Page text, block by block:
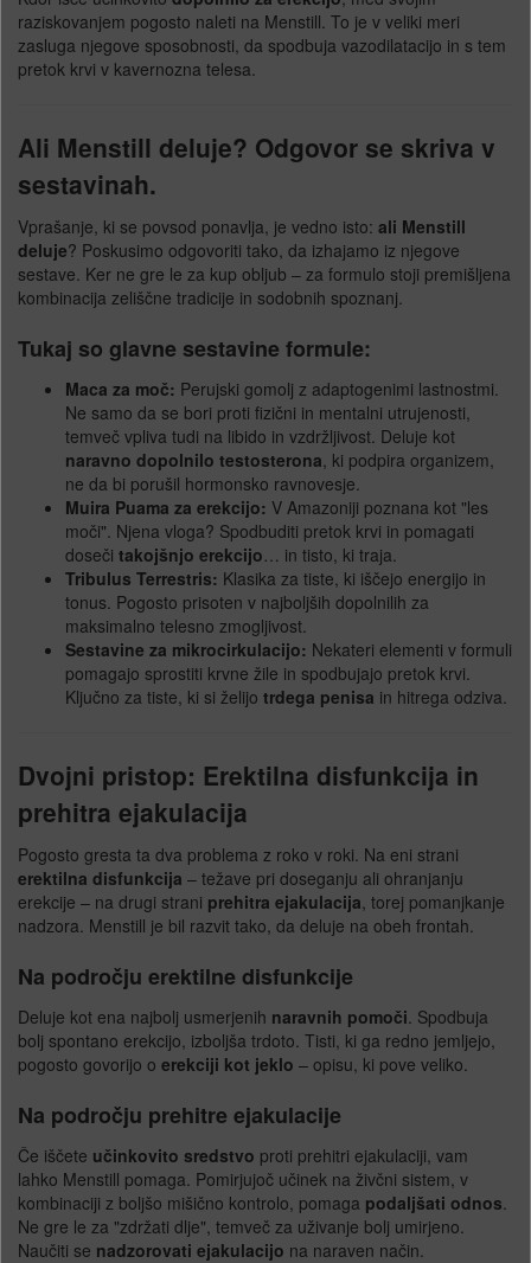
raziskovanjem pogosto naleti na Menstill. To je v veliki meri
zasluga njegove sposobnosti, da spodbuja vazodilatacijo in s tem
pretok krvi v kavernozna telesa.
Ali Menstill deluje? Odgovor se skriva v
sestavinah.
Vprašanje, ki se povsod ponavlja, je vedno isto: ali Menstill
deluje? Poskusimo odgovoriti tako, da izhajamo iz njegove
sestave. Ker ne gre le za kup obljub – za formulo stoji premišljena
kombinacija zeliščne tradicije in sodobnih spoznanj.
Tukaj so glavne sestavine formule:
Maca za moč: Perujski gomolj z adaptogenimi lastnostmi.
Ne samo da se bori proti fizični in mentalni utrujenosti,
temveč vpliva tudi na libido in vzdržljivost. Deluje kot
naravno dopolnilo testosterona, ki podpira organizem,
ne da bi porušil hormonsko ravnovesje.
Muira Puama za erekcijo: V Amazoniji poznana kot "les
moči". Njena vloga? Spodbuditi pretok krvi in pomagati
doseči takojšnjo erekcijo… in tisto, ki traja.
Tribulus Terrestris: Klasika za tiste, ki iščejo energijo in
tonus. Pogosto prisoten v najboljših dopolnilih za
maksimalno telesno zmogljivost.
Sestavine za mikrocirkulacijo: Nekateri elementi v formuli
pomagajo sprostiti krvne žile in spodbujajo pretok krvi.
Ključno za tiste, ki si želijo trdega penisa in hitrega odziva.
Dvojni pristop: Erektilna disfunkcija in
prehitra ejakulacija
Pogosto gresta ta dva problema z roko v roki. Na eni strani
erektilna disfunkcija – težave pri doseganju ali ohranjanju
erekcije – na drugi strani prehitra ejakulacija, torej pomanjkanje
nadzora. Menstill je bil razvit tako, da deluje na obeh frontah.
Na področju erektilne disfunkcije
Deluje kot ena najbolj usmerjenih naravnih pomoči. Spodbuja
bolj spontano erekcijo, izboljša trdoto. Tisti, ki ga redno jemljejo,
pogosto govorijo o erekciji kot jeklo – opisu, ki pove veliko.
Na področju prehitre ejakulacije
Če iščete učinkovito sredstvo proti prehitri ejakulaciji, vam
lahko Menstill pomaga. Pomirjujoč učinek na živčni sistem, v
kombinaciji z boljšo mišično kontrolo, pomaga podaljšati odnos.
Ne gre le za "zdržati dlje", temveč za uživanje bolj umirjeno.
Naučiti se nadzorovati ejakulacijo na naraven način.